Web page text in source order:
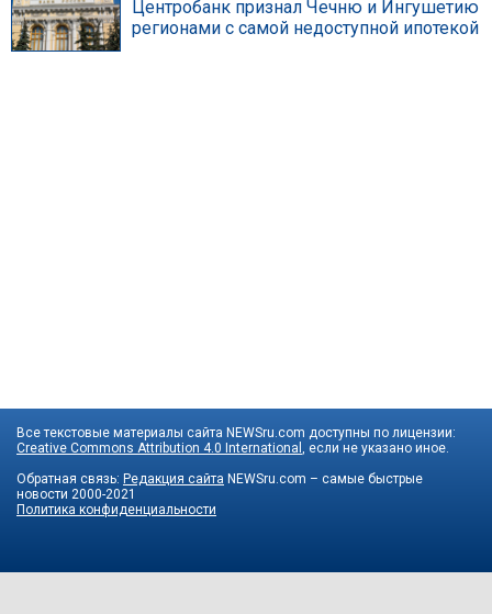
Центробанк признал Чечню и Ингушетию
регионами с самой недоступной ипотекой
Все текстовые материалы сайта NEWSru.com доступны по лицензии:
Creative Commons Attribution 4.0 International , если не указано иное.
Обратная связь: Редакция сайта NEWSru.com – самые быстрые
новости 2000-2021
Политика конфиденциальности